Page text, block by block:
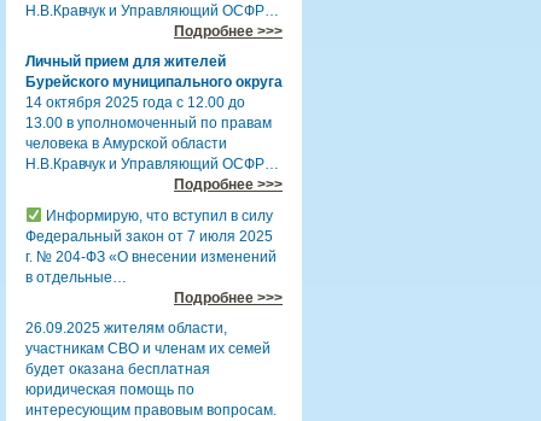
Н.В.Кравчук и Управляющий ОСФР…
Подробнее >>>
Личный прием для жителей
Бурейского муниципального округа
14 октября 2025 года с 12.00 до
13.00 в уполномоченный по правам
человека в Амурской области
Н.В.Кравчук и Управляющий ОСФР…
Подробнее >>>
Информирую, что вступил в силу
Федеральный закон от 7 июля 2025
г. № 204-ФЗ «О внесении изменений
в отдельные…
Подробнее >>>
26.09.2025 жителям области,
участникам СВО и членам их семей
будет оказана бесплатная
юридическая помощь по
интересующим правовым вопросам.